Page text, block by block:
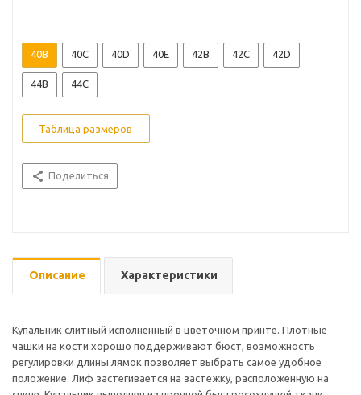
40B 40C 40D 40E 42B 42C 42D
44B 44C
Таблица размеров
Поделиться
Описание Характеристики
Купальник слитный исполненный в цветочном принте. Плотные
чашки на кости хорошо поддерживают бюст, возможность
регулировки длины лямок позволяет выбрать самое удобное
положение. Лиф застегивается на застежку, расположенную на